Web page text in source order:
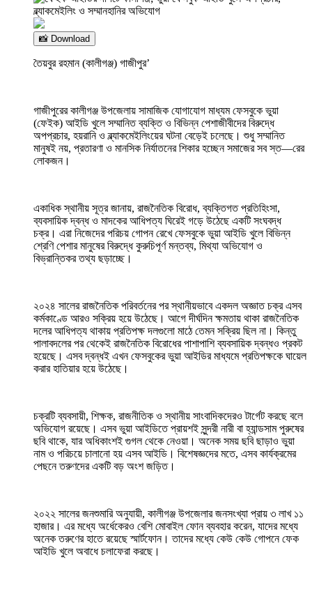
📸 Download
তৈয়বুর রহমান (কালীগঞ্জ) গাজীপুর’
গাজীপুরের কালীগঞ্জ উপজেলায় সামাজিক যোগাযোগ মাধ্যম ফেসবুকে ভুয়া
(ফেইক) আইডি খুলে সম্মানিত ব্যক্তি ও বিভিন্ন পেশাজীবীদের বিরুদ্ধে
অপপ্রচার, হয়রানি ও ব্ল্যাকমেইলিংয়ের ঘটনা বেড়েই চলেছে। শুধু সম্মানিত
মানুষই নয়, প্রতারণা ও মানসিক নির্যাতনের শিকার হচ্ছেন সমাজের সব স্ত—রের
লোকজন।
একাধিক স্থানীয় সূত্র জানায়, রাজনৈতিক বিরোধ, ব্যক্তিগত প্রতিহিংসা,
ব্যবসায়িক দ্বন্ধ ও মাদকের আধিপত্য ঘিরেই গড়ে উঠেছে একটি সংঘবদ্ধ
চক্র। এরা নিজেদের পরিচয় গোপন রেখে ফেসবুকে ভুয়া আইডি খুলে বিভিন্ন
শ্রেণি পেশার মানুষের বিরুদ্ধে কুরুচিপূর্ণ মন্তব্য, মিথ্যা অভিযোগ ও
বিভ্রান্তিকর তথ্য ছড়াচ্ছে।
২০২৪ সালের রাজনৈতিক পরিবর্তনের পর স্থানীয়ভাবে একদল অজ্ঞাত চক্র এসব
কর্মকাণ্ডে আরও সক্রিয় হয়ে উঠেছে। আগে দীর্ঘদিন ক্ষমতায় থাকা রাজনৈতিক
দলের আধিপত্য থাকায় প্রতিপক্ষ দলগুলো মাঠে তেমন সক্রিয় ছিল না। কিন্তু
পালাবদলের পর থেকেই রাজনৈতিক বিরোধের পাশাপাশি ব্যবসায়িক দ্বন্ধও প্রকট
হয়েছে। এসব দ্বন্ধই এখন ফেসবুকের ভুয়া আইডির মাধ্যমে প্রতিপক্ষকে ঘায়েল
করার হাতিয়ার হয়ে উঠেছে।
চক্রটি ব্যবসায়ী, শিক্ষক, রাজনীতিক ও স্থানীয় সাংবাদিকদেরও টার্গেট করছে বলে
অভিযোগ রয়েছে। এসব ভুয়া আইডিতে প্রায়শই সুন্দরী নারী বা হ্যান্ডসাম পুরুষের
ছবি থাকে, যার অধিকাংশই গুগল থেকে নেওয়া। অনেক সময় ছবি ছাড়াও ভুয়া
নাম ও পরিচয়ে চালানো হয় এসব আইডি। বিশেষজ্ঞদের মতে, এসব কার্যক্রমের
পেছনে তরুণদের একটি বড় অংশ জড়িত।
২০২২ সালের জনশুমারি অনুযায়ী, কালীগঞ্জ উপজেলার জনসংখ্যা প্রায় ৩ লাখ ১১
হাজার। এর মধ্যে অর্ধেকেরও বেশি মোবাইল ফোন ব্যবহার করেন, যাদের মধ্যে
অনেক তরুণের হাতে রয়েছে স্মার্টফোন। তাদের মধ্যে কেউ কেউ গোপনে ফেক
আইডি খুলে অবাধে চলাফেরা করছে।